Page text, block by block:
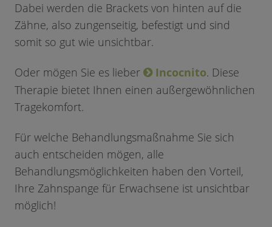
Dabei werden die Brackets von hinten auf die
Zähne, also zungenseitig, befestigt und sind
somit so gut wie unsichtbar.
Oder mögen Sie es lieber Incocnito. Diese
Therapie bietet Ihnen einen außergewöhnlichen
Tragekomfort.
Für welche Behandlungsmaßnahme Sie sich
auch entscheiden mögen, alle
Behandlungsmöglichkeiten haben den Vorteil,
Ihre Zahnspange für Erwachsene ist unsichtbar
möglich!